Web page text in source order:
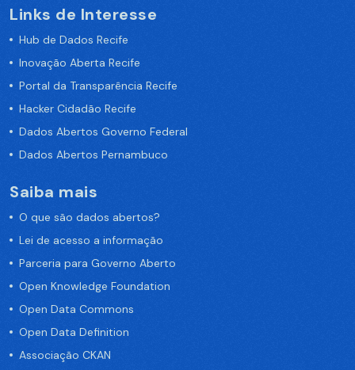
Links de Interesse
Hub de Dados Recife
Inovação Aberta Recife
Portal da Transparência Recife
Hacker Cidadão Recife
Dados Abertos Governo Federal
Dados Abertos Pernambuco
Saiba mais
O que são dados abertos?
Lei de acesso a informação
Parceria para Governo Aberto
Open Knowledge Foundation
Open Data Commons
Open Data Definition
Associação CKAN